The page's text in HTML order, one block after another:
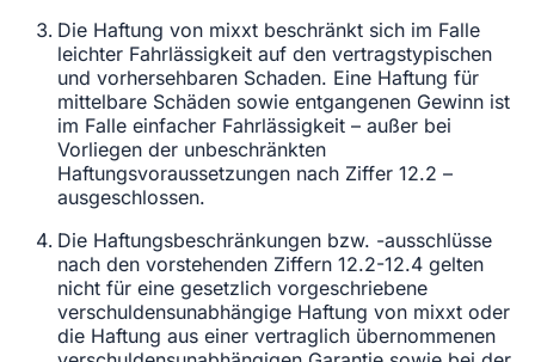
Die Haftung von mixxt beschränkt sich im Falle
leichter Fahrlässigkeit auf den vertragstypischen
und vorhersehbaren Schaden. Eine Haftung für
mittelbare Schäden sowie entgangenen Gewinn ist
im Falle einfacher Fahrlässigkeit – außer bei
Vorliegen der unbeschränkten
Haftungsvoraussetzungen nach Ziffer 12.2 –
ausgeschlossen.
Die Haftungsbeschränkungen bzw. -ausschlüsse
nach den vorstehenden Ziffern 12.2-12.4 gelten
nicht für eine gesetzlich vorgeschriebene
verschuldensunabhängige Haftung von mixxt oder
die Haftung aus einer vertraglich übernommenen